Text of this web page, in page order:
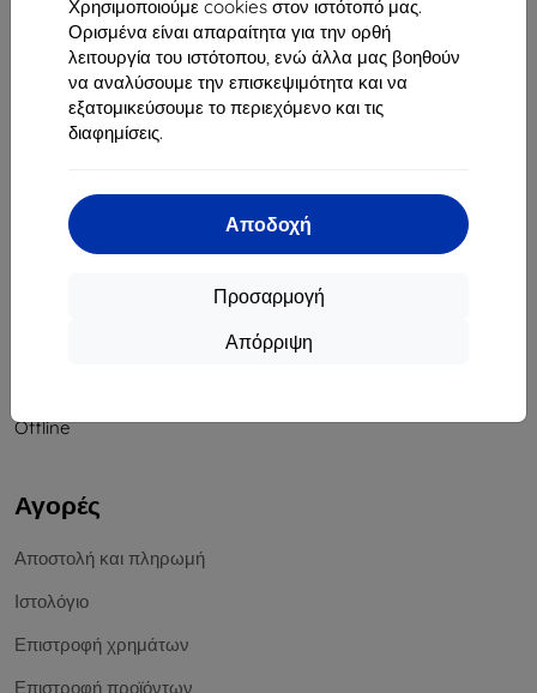
Χρησιμοποιούμε cookies στον ιστότοπό μας.
Ορισμένα είναι απαραίτητα για την ορθή
λειτουργία του ιστότοπου, ενώ άλλα μας βοηθούν
να αναλύσουμε την επισκεψιμότητα και να
εξατομικεύσουμε το περιεχόμενο και τις
διαφημίσεις.
Αποδοχή
Προσαρμογή
Απόρριψη
Οδός Rudolfa Mocka 3750/2A
841 04 Bratislava
Αριθμός Μητρώου Εταιρείας:46701494
ΑΦΜ ΦΠΑ:SK2023549671
Επικοινωνία
info@top4mobile.eu
Offline
Αγορές
Αποστολή και πληρωμή
Ιστολόγιο
Επιστροφή χρημάτων
Επιστροφή προϊόντων